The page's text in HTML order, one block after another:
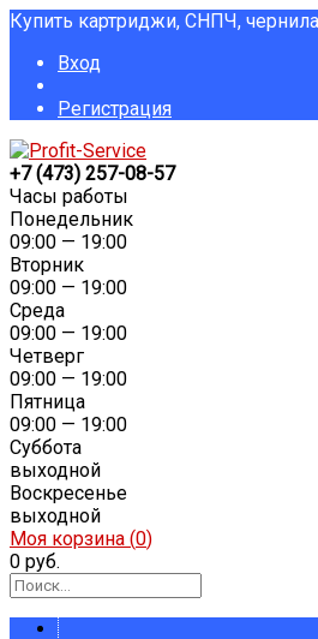
Купить картриджи, СНПЧ,
Вход
Регистрация
+7 (473) 257-08-57
Часы работы
Понедельник
09:00 — 19:00
Вторник
09:00 — 19:00
Среда
09:00 — 19:00
Четверг
09:00 — 19:00
Пятница
09:00 — 19:00
Суббота
выходной
Воскресенье
выходной
Моя корзина (0)
0 руб.